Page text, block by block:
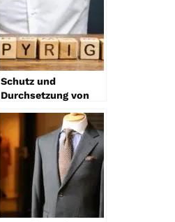
Schutz und
Durchsetzung von
umfassender
Leitfaden